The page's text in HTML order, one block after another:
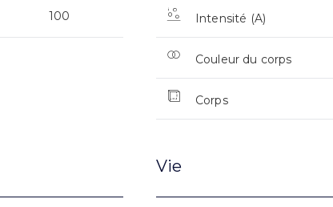
100 Intensité (A)
Couleur du corps
Corps
Vie